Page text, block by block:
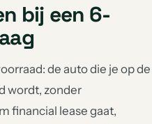
bij een 6-
de auto die je op de
wordt, zonder
financial lease gaat,